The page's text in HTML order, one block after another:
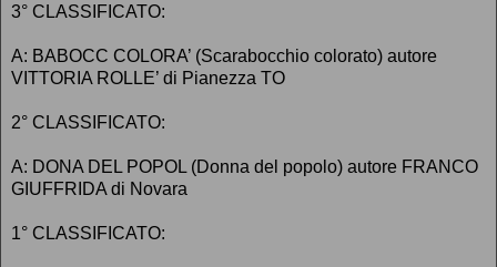
3° CLASSIFICATO:
A: BABOCC COLORA’ (Scarabocchio colorato) autore
VITTORIA ROLLE’ di Pianezza TO
2° CLASSIFICATO:
A: DONA DEL POPOL (Donna del popolo) autore FRANCO
GIUFFRIDA di Novara
1° CLASSIFICATO: